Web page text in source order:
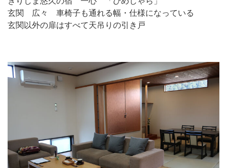
玄関 広々 車椅子も通れる幅・仕様になっている
玄関以外の扉はすべて天吊りの引き戸